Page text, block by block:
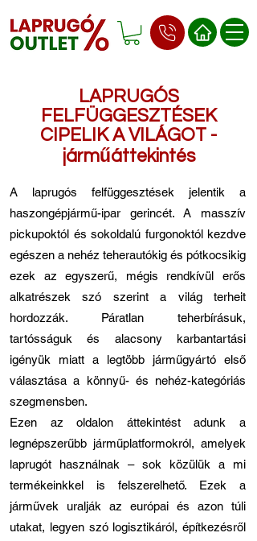
LAPRUGÓS
FELFÜGGESZTÉSEK
CIPELIK A VILÁGOT -
járműáttekintés
A laprugós felfüggesztések jelentik a
haszongépjármű-ipar gerincét. A masszív
pickupoktól és sokoldalú furgonoktól kezdve
egészen a nehéz teherautókig és pótkocsikig
ezek az egyszerű, mégis rendkívül erős
alkatrészek szó szerint a világ terheit
hordozzák. Páratlan teherbírásuk,
tartósságuk és alacsony karbantartási
igényük miatt a legtöbb járműgyártó első
választása a könnyű- és nehéz-kategóriás
szegmensben.
Ezen az oldalon áttekintést adunk a
legnépszerűbb járműplatformokról, amelyek
laprugót használnak – sok közülük a mi
termékeinkkel is felszerelhető. Ezek a
járművek uralják az európai és azon túli
utakat, legyen szó logisztikáról, építkezésről